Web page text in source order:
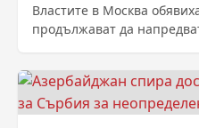
Властите в Москва
продължават да